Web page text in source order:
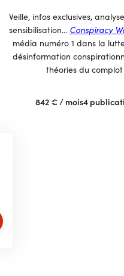
Veille, infos exclusives,
sensibilisation... Conspiracy
média numéro 1 dans la
désinformation
théories du complot
842 €/ mois4